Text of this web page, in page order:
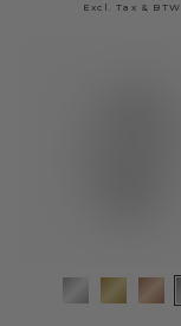
Excl. Tax & BTW